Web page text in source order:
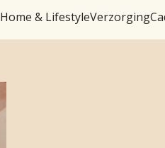
Home & LifestyleVerzorging